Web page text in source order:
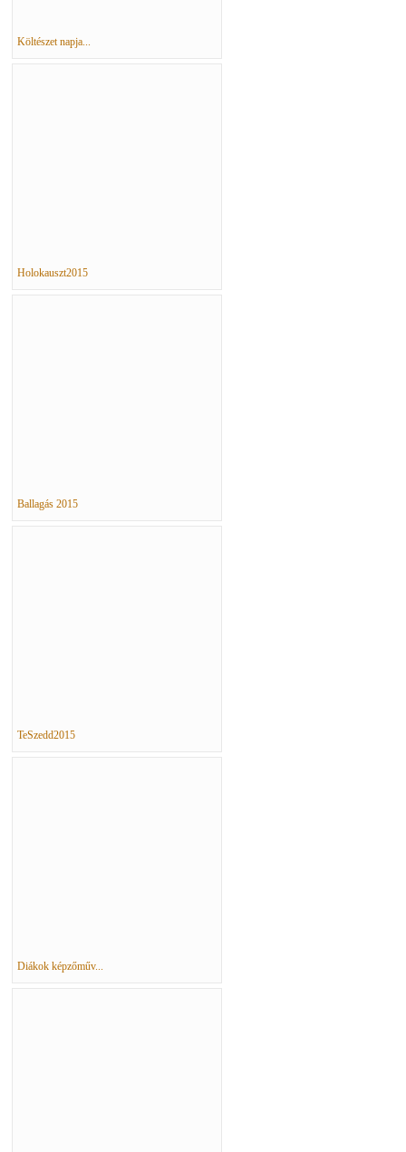
Költészet napja...
Holokauszt2015
Ballagás 2015
TeSzedd2015
Diákok képzőműv...